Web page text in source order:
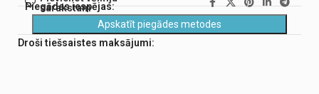
sarakstam
Piegādes iespējas:
Apskatīt piegādes metodes
Droši tiešsaistes maksājumi: